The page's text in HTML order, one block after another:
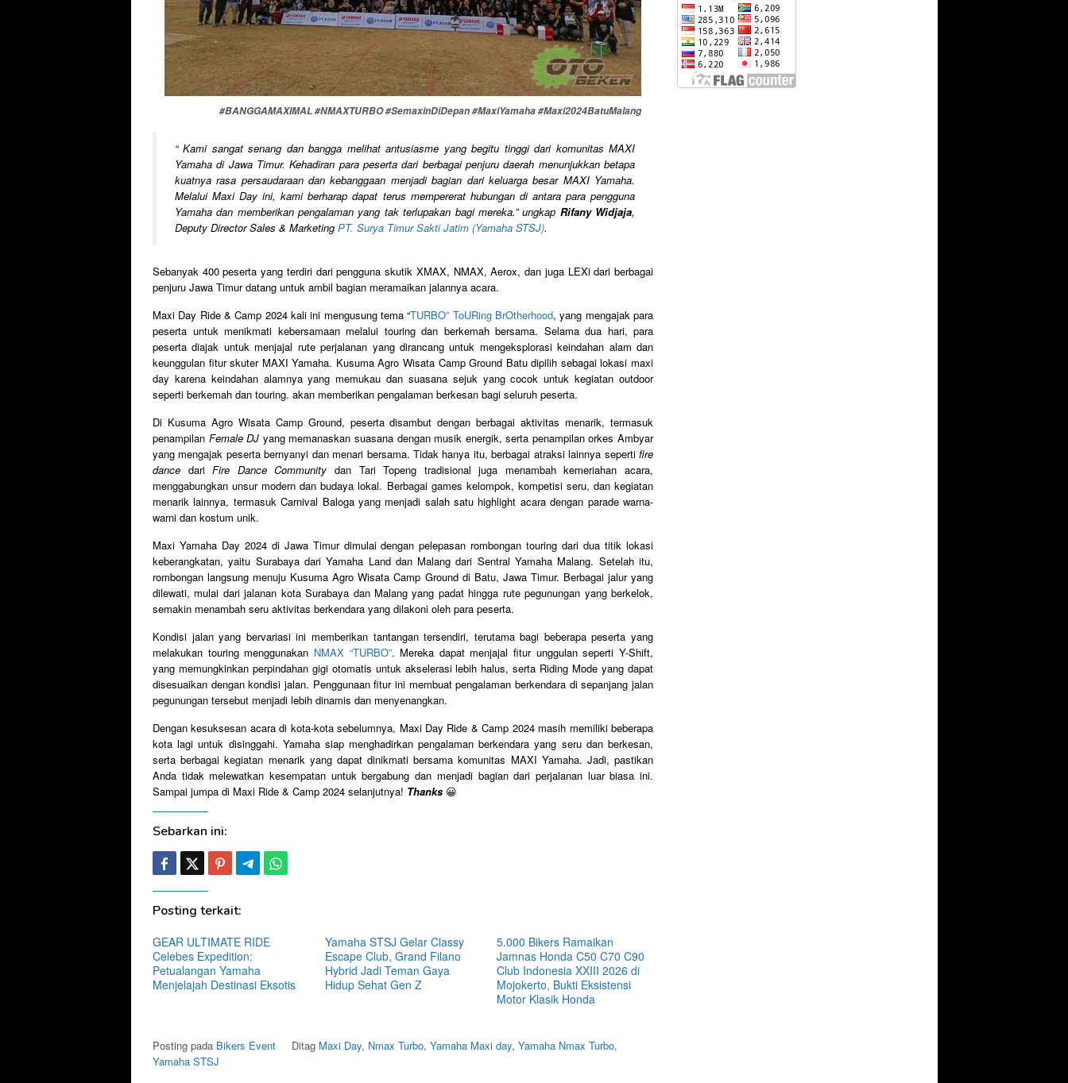
#BANGGAMAXIMAL #NMAXTURBO #SemaxinDiDepan #MaxiYamaha #Maxi2024BatuMalang
“Kami sangat senang dan bangga melihat antusiasme yang begitu tinggi dari komunitas MAXI
Yamaha di Jawa Timur. Kehadiran para peserta dari berbagai penjuru daerah menunjukkan betapa
kuatnya rasa persaudaraan dan kebanggaan menjadi bagian dari keluarga besar MAXI Yamaha.
Melalui Maxi Day ini, kami berharap dapat terus mempererat hubungan di antara para pengguna
Yamaha dan memberikan pengalaman yang tak terlupakan bagi mereka.” ungkap Rifany Widjaja,
Deputy Director Sales & Marketing PT. Surya Timur Sakti Jatim (Yamaha STSJ).
Sebanyak 400 peserta yang terdiri dari pengguna skutik XMAX, NMAX, Aerox, dan juga LEXi dari berbagai
penjuru Jawa Timur datang untuk ambil bagian meramaikan jalannya acara.
Maxi Day Ride & Camp 2024 kali ini mengusung tema “TURBO” ToURing BrOtherhood, yang mengajak para
peserta untuk menikmati kebersamaan melalui touring dan berkemah bersama. Selama dua hari, para
peserta diajak untuk menjajal rute perjalanan yang dirancang untuk mengeksplorasi keindahan alam dan
keunggulan fitur skuter MAXI Yamaha. Kusuma Agro Wisata Camp Ground Batu dipilih sebagai lokasi maxi
day karena keindahan alamnya yang memukau dan suasana sejuk yang cocok untuk kegiatan outdoor
seperti berkemah dan touring. akan memberikan pengalaman berkesan bagi seluruh peserta.
Di Kusuma Agro Wisata Camp Ground, peserta disambut dengan berbagai aktivitas menarik, termasuk
penampilan Female DJ yang memanaskan suasana dengan musik energik, serta penampilan orkes Ambyar
yang mengajak peserta bernyanyi dan menari bersama. Tidak hanya itu, berbagai atraksi lainnya seperti fire
dance dariFire Dance Community dan Tari Topeng tradisional juga menambah kemeriahan acara,
menggabungkan unsur modern dan budaya lokal. Berbagai games kelompok, kompetisi seru, dan kegiatan
menarik lainnya, termasuk Carnival Baloga yang menjadi salah satu highlight acara dengan parade warna-
warni dan kostum unik.
Maxi Yamaha Day 2024 di Jawa Timur dimulai dengan pelepasan rombongan touring dari dua titik lokasi
keberangkatan, yaitu Surabaya dari Yamaha Land dan Malang dari Sentral Yamaha Malang. Setelah itu,
rombongan langsung menuju Kusuma Agro Wisata Camp Ground di Batu, Jawa Timur. Berbagai jalur yang
dilewati, mulai dari jalanan kota Surabaya dan Malang yang padat hingga rute pegunungan yang berkelok,
semakin menambah seru aktivitas berkendara yang dilakoni oleh para peserta.
Kondisi jalan yang bervariasi ini memberikan tantangan tersendiri, terutama bagi beberapa peserta yang
melakukan touring menggunakan NMAX “TURBO”. Mereka dapat menjajal fitur unggulan seperti Y-Shift,
yang memungkinkan perpindahan gigi otomatis untuk akselerasi lebih halus, serta Riding Mode yang dapat
disesuaikan dengan kondisi jalan. Penggunaan fitur ini membuat pengalaman berkendara di sepanjang jalan
pegunungan tersebut menjadi lebih dinamis dan menyenangkan.
Dengan kesuksesan acara di kota-kota sebelumnya, Maxi Day Ride & Camp 2024 masih memiliki beberapa
kota lagi untuk disinggahi. Yamaha siap menghadirkan pengalaman berkendara yang seru dan berkesan,
serta berbagai kegiatan menarik yang dapat dinikmati bersama komunitas MAXI Yamaha. Jadi, pastikan
Anda tidak melewatkan kesempatan untuk bergabung dan menjadi bagian dari perjalanan luar biasa ini.
Sampai jumpa di Maxi Ride & Camp 2024 selanjutnya! Thanks 😀
Sebarkan ini:
Posting terkait:
GEAR ULTIMATE RIDE
Celebes Expedition:
Petualangan Yamaha
Menjelajah Destinasi Eksotis
Yamaha STSJ Gelar Classy
Escape Club, Grand Filano
Hybrid Jadi Teman Gaya
Hidup Sehat Gen Z
5.000 Bikers Ramaikan
Jamnas Honda C50 C70 C90
Club Indonesia XXIII 2026 di
Mojokerto, Bukti Eksistensi
Motor Klasik Honda
Posting pada Bikers Event Ditag Maxi Day, Nmax Turbo, Yamaha Maxi day, Yamaha Nmax Turbo,
Yamaha STSJ